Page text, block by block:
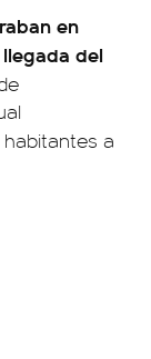
en
del
a